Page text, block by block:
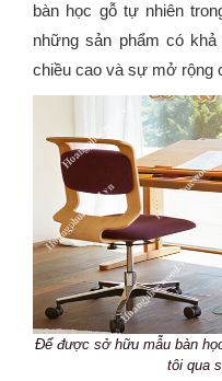
bàn học gỗ tự nhiên
những sản phẩm có
chiều cao và sự mở rộng
Để được sở hữu mẫu bàn
tôi qua